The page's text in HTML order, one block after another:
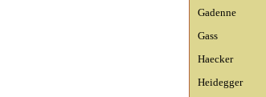
Gadenne
Gass
Haecker
Heidegger